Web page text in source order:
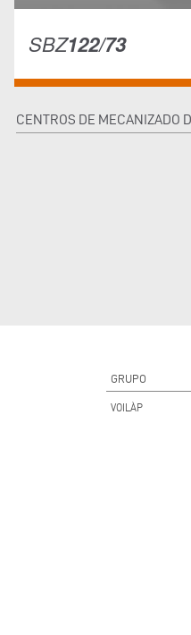
SBZ122/73
CENTROS DE MECANIZADO
GRUPO
VOILÀP